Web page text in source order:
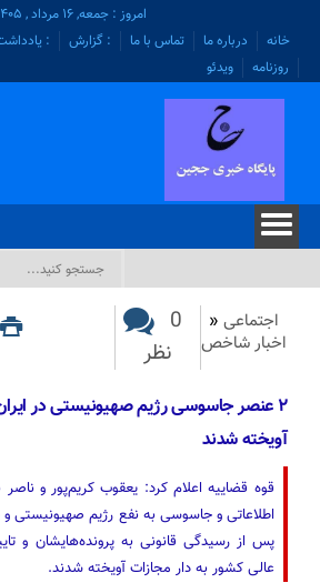
امروز : جمعه, ۱۶ مرداد , ۱۴۰۵
خانه
درباره ما تماس با ما : گزارش :
روزنامه
ویدئو
اجتماعی «
اخبار شاخص
0
نظر
۲ عنصر جاسوسی رژیم صهیونیستی در
آویخته شدند
قوه قضاییه اعلام کرد: یعقوب کریم‌پور و
اطلاعاتی و جاسوسی به نفع رژیم صهیونیستی
پس از رسیدگی قانونی به پرونده‌هایشان و
عالی کشور به دار مجازات آویخته شدند.